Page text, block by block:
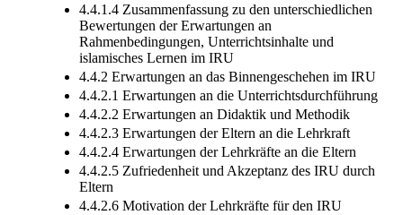
4.4.1.4 Zusammenfassung zu den unterschiedlichen
Bewertungen der Erwartungen an
Rahmenbedingungen, Unterrichtsinhalte und
islamisches Lernen im IRU
4.4.2 Erwartungen an das Binnengeschehen im IRU
4.4.2.1 Erwartungen an die Unterrichtsdurchführung
4.4.2.2 Erwartungen an Didaktik und Methodik
4.4.2.3 Erwartungen der Eltern an die Lehrkraft
4.4.2.4 Erwartungen der Lehrkräfte an die Eltern
4.4.2.5 Zufriedenheit und Akzeptanz des IRU durch
Eltern
4.4.2.6 Motivation der Lehrkräfte für den IRU